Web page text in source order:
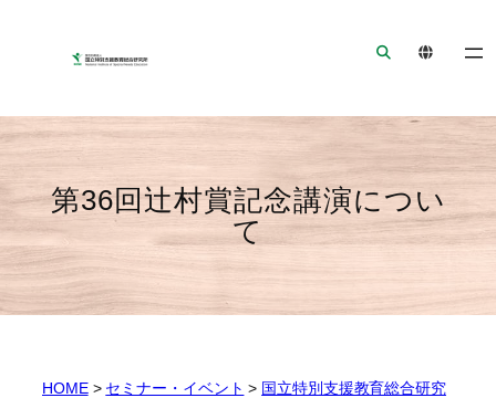
シ
ジ
ャ
ン
へ
ジ
へ
プ
第36回辻村賞記念講演につい
て
HOME> セミナー・イベント > 国立特別支援教育総合研究